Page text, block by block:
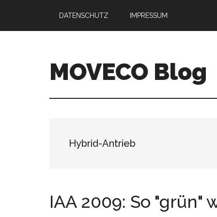
main
primary
DATENSCHUTZ IMPRESSUM
MOVECO Blog
der
Hybrid-Antrieb
IAA 2009: So "grün"